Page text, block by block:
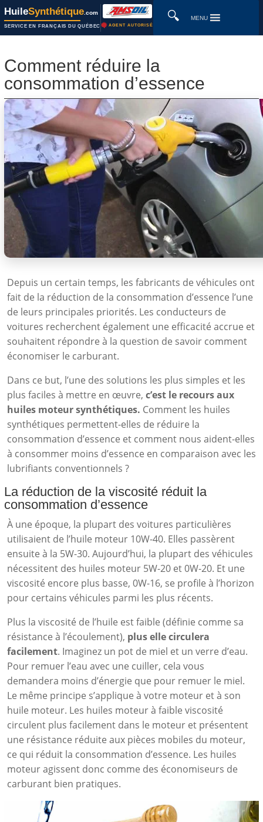
HuileSynthétique .com
SERVICE EN FRANÇAIS DU QUÉBEC AGENT AUTORISÉ
🔍 MENU
Comment réduire la
consommation d’essence
Depuis un certain temps, les fabricants de véhicules ont
fait de la réduction de la consommation d’essence l’une
de leurs principales priorités. Les conducteurs de
voitures recherchent également une efficacité accrue et
souhaitent répondre à la question de savoir comment
économiser le carburant.
Dans ce but, l’une des solutions les plus simples et les
plus faciles à mettre en œuvre, c’est le recours aux
huiles moteur synthétiques. Comment les huiles
synthétiques permettent-elles de réduire la
consommation d’essence et comment nous aident-elles
à consommer moins d’essence en comparaison avec les
lubrifiants conventionnels ?
La réduction de la viscosité réduit la
consommation d’essence
À une époque, la plupart des voitures particulières
utilisaient de l’huile moteur 10W-40. Elles passèrent
ensuite à la 5W-30. Aujourd’hui, la plupart des véhicules
nécessitent des huiles moteur 5W-20 et 0W-20. Et une
viscosité encore plus basse, 0W-16, se profile à l’horizon
pour certains véhicules parmi les plus récents.
Plus la viscosité de l’huile est faible (définie comme sa
résistance à l’écoulement), plus elle circulera
facilement. Imaginez un pot de miel et un verre d’eau.
Pour remuer l’eau avec une cuiller, cela vous
demandera moins d’énergie que pour remuer le miel.
Le même principe s’applique à votre moteur et à son
huile moteur. Les huiles moteur à faible viscosité
circulent plus facilement dans le moteur et présentent
une résistance réduite aux pièces mobiles du moteur,
ce qui réduit la consommation d’essence. Les huiles
moteur agissent donc comme des économiseurs de
carburant bien pratiques.